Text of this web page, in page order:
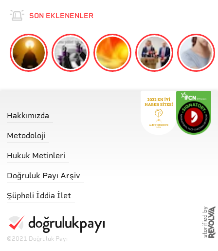
SON EKLENENLER
Hakkımızda
Metodoloji
Hukuk Metinleri
Doğruluk Payı Arşiv
Şüpheli İddia İlet
©2021 Doğruluk Payı
storified by